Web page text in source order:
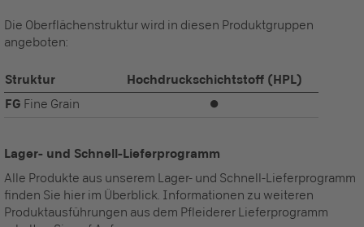
Die Oberflächenstruktur wird in diesen Produktgruppen
angeboten:
Struktur
Hochdruckschichtstoff (HPL)
FG Fine Grain ⏺
Lager- und Schnell-Lieferprogramm
Alle Produkte aus unserem Lager- und Schnell-Lieferprogramm
finden Sie hier im Überblick. Informationen zu weiteren
Produktausführungen aus dem Pfleiderer Lieferprogramm